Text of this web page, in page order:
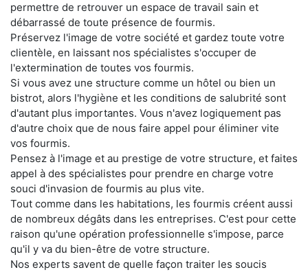
permettre de retrouver un espace de travail sain et
débarrassé de toute présence de fourmis.
Préservez l'image de votre société et gardez toute votre
clientèle, en laissant nos spécialistes s'occuper de
l'extermination de toutes vos fourmis.
Si vous avez une structure comme un hôtel ou bien un
bistrot, alors l'hygiène et les conditions de salubrité sont
d'autant plus importantes. Vous n'avez logiquement pas
d'autre choix que de nous faire appel pour éliminer vite
vos fourmis.
Pensez à l'image et au prestige de votre structure, et faites
appel à des spécialistes pour prendre en charge votre
souci d'invasion de fourmis au plus vite.
Tout comme dans les habitations, les fourmis créent aussi
de nombreux dégâts dans les entreprises. C'est pour cette
raison qu'une opération professionnelle s'impose, parce
qu'il y va du bien-être de votre structure.
Nos experts savent de quelle façon traiter les soucis